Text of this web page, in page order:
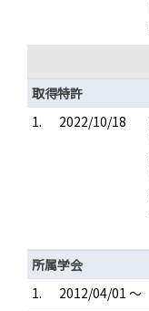
取得特許
1.
2022/10/18
所属学会
1.
2012/04/01 ～